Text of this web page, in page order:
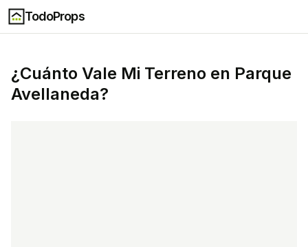
TodoProps
¿Cuánto Vale Mi Terreno en Parque
Avellaneda?